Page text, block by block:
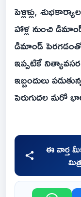
పెళ్లిళ్లు,
హాళ్ల నుంచి
డిమాండ్‌
ఇప్పటికే
ఇబ్బందులు
పెరుగుదల మరో
ఈ వార్త